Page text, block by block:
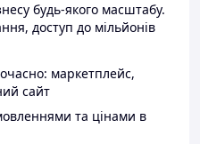
будь-якого масштабу.
доступ до мільйонів
маркетплейс,
сайт
та цінами в